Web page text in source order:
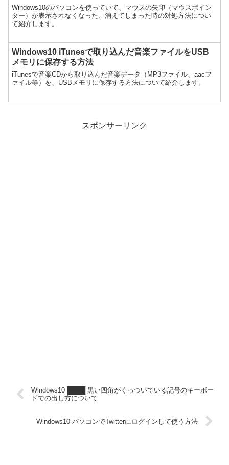
Windows10のパソコンを使っていて、マウスの矢印（マウスポイン
ター）が表示されなくなった、消えてしまった時の対処方法につい
て紹介します。
Windows10 iTunesで取り込んだ音楽ファイルをUSB
メモリに保存する方法
iTunesで音楽CDから取り込んだ音楽データ（MP3ファイル、aacフ
ァイル等）を、USBメモリに保存する方法について紹介します。
スポンサーリンク
Windows10 ████ 黒い四角がくっついている記号のキーボー
ドでの出し方について
Windows10 パソコンでTwitterにログインして使う方法